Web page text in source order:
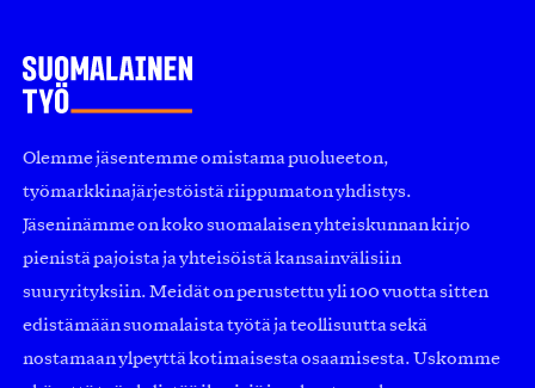
Olemme jäsentemme omistama puolueeton,
työmarkkinajärjestöistä riippumaton yhdistys.
Jäseninämme on koko suomalaisen yhteiskunnan kirjo
pienistä pajoista ja yhteisöistä kansainvälisiin
suuryrityksiin. Meidät on perustettu yli 100 vuotta sitten
edistämään suomalaista työtä ja teollisuutta sekä
nostamaan ylpeyttä kotimaisesta osaamisesta. Uskomme